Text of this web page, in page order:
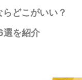
どこがいい？
選を紹介